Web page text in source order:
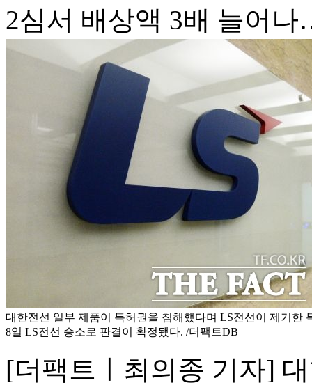
2심서 배상액 3배 늘어
대한전선 일부 제품이 특허권을 침해했다며 LS전선이 제기한
8일 LS전선 승소로 판결이 확정됐다. /더팩트DB
[더팩트ㅣ최의종 기자]